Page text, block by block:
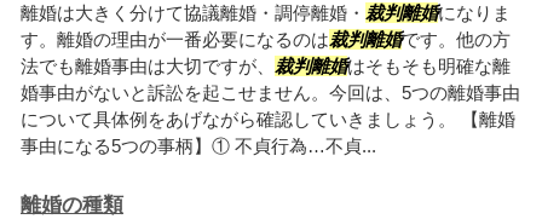
離婚は大きく分けて協議離婚・調停離婚・ 裁判離婚になりま
す。離婚の理由が一番必要になるのは裁判離婚です。他の方
法でも離婚事由は大切ですが、 裁判離婚はそもそも明確な離
婚事由がないと訴訟を起こせません。今回は、5つの離婚事由
について具体例をあげながら確認していきましょう。 【離婚
事由になる5つの事柄】① 不貞行為…不貞...
離婚の種類